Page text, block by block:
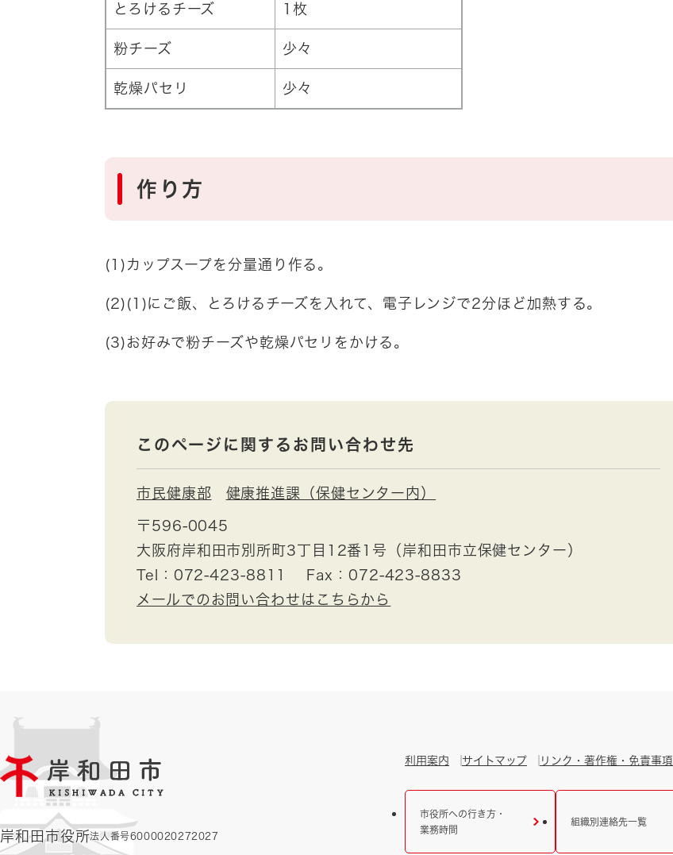
とろけるチーズ 1枚
粉チーズ 少々
乾燥パセリ 少々
作り方
(1)カップスープを分量通り作る。
(2)(1)にご飯、とろけるチーズを入れて、電子レンジで2分ほど加熱する。
(3)お好みで粉チーズや乾燥パセリをかける。
このページに関するお問い合わせ先
市民健康部 健康推進課（保健センター内）
〒596-0045
大阪府岸和田市別所町3丁目12番1号（岸和田市立保健センター）
Tel：072-423-8811
Fax：072-423-8833
メールでのお問い合わせはこちらから
岸和田市役所法人番号6000020272027
利用案内 サイトマップ リンク・著作権・免責事項
市役所への行き方・
業務時間
組織別連絡先一覧